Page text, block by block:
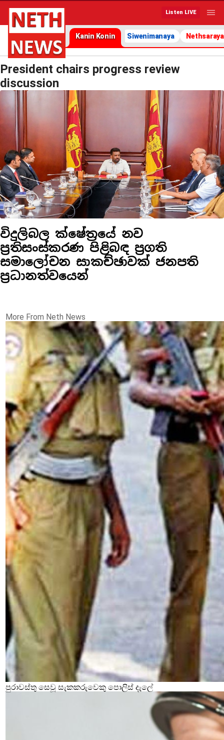
Listen LIVE
Kanin Konin Siwenimanaya Nethsaraya
President chairs progress review
discussion
විදුලිබල ක්ෂේත්‍රයේ නව
ප්‍රතිසංස්කරණ පිළිබඳ ප්‍රගති
සමාලෝචන සාකච්ඡාවක් ජනපති
ප්‍රධානත්වයෙන්
More From Neth News
පුරාවස්තු සෙවූ සැකකරුවෙකු පොලිස් දැලේ